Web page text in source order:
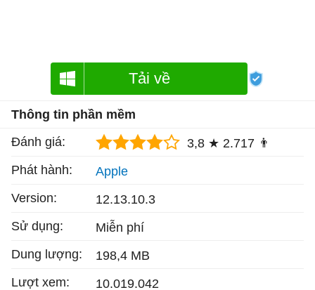
Tải về
Thông tin phần mềm
Đánh giá:
3,8 ★ 2.717 👨
Phát hành:
Apple
Version:
12.13.10.3
Sử dụng:
Miễn phí
Dung lượng:
198,4 MB
Lượt xem:
10.019.042